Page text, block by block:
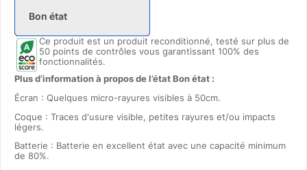
Bon état
Ce produit est un produit reconditionné, testé sur plus de
50 points de contrôles vous garantissant 100% des
fonctionnalités.
Plus d’information à propos de l’état Bon état :
Écran : Quelques micro-rayures visibles à 50cm.
Coque : Traces d'usure visible, petites rayures et/ou impacts
légers.
Batterie : Batterie en excellent état avec une capacité minimum
de 80%.